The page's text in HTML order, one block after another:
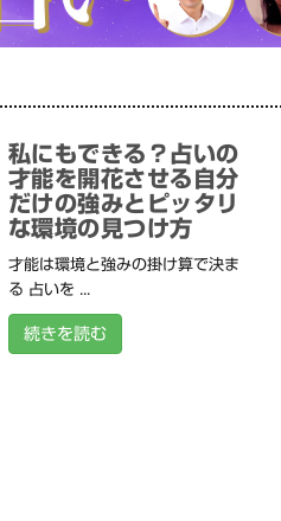
私にもできる？占いの
才能を開花させる自分
だけの強みとピッタリ
な環境の見つけ方
才能は環境と強みの掛け算で決ま
る 占いを ...
続きを読む